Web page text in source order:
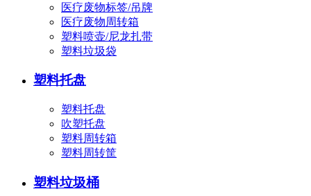
医疗废物标签/吊牌
医疗废物周转箱
塑料喷壶/尼龙扎带
塑料垃圾袋
塑料托盘
塑料托盘
吹塑托盘
塑料周转箱
塑料周转筐
塑料垃圾桶